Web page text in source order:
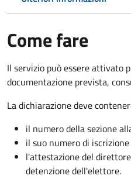
Come fare
Il servizio può essere attivato
documentazione prevista,
La dichiarazione deve
il numero della sezione
il suo numero di
l'attestazione del
detenzione dell'elettore.